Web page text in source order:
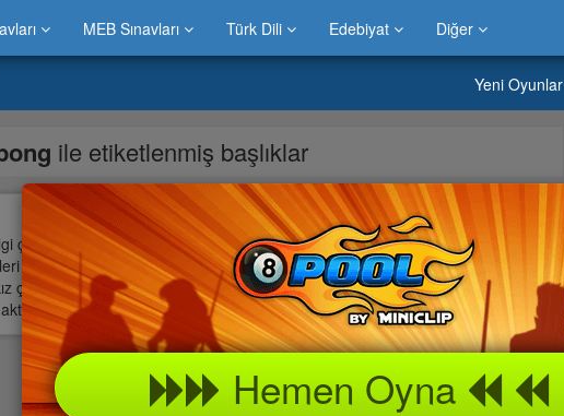
MEB Sınavları Türk Dili Edebiyat Diğer
Yeni Oyunlar
ile etiketlenmiş başlıklar
çekiyor » Pong 2 oyunu sitemizde bulabilirsiniz.Evinizde çocuklarınız ile hatta
ile bu » Pong 2 oyununu keyif alarak oynayabilirsiniz.Bilgicik oyunda neler var
çocukları, erkek çocukları ve büyüklerin en beğendiği oyunlardan biri olma
oyun portalında » Pong
Hemen Oyna